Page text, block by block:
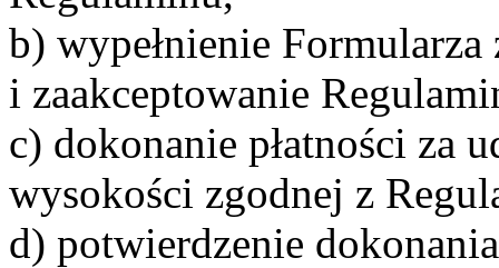
b) wypełnienie Formularza
i zaakceptowanie
c) dokonanie płatności za
wysokości zgodnej z
d) potwierdzenie